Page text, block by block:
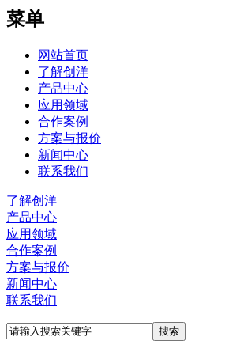
菜单
网站首页
了解创洋
产品中心
应用领域
合作案例
方案与报价
新闻中心
联系我们
了解创洋
产品中心
应用领域
合作案例
方案与报价
新闻中心
联系我们